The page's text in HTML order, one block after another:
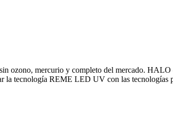
mercurio y completo del mercado. HALO
la tecnología REME LED UV con las